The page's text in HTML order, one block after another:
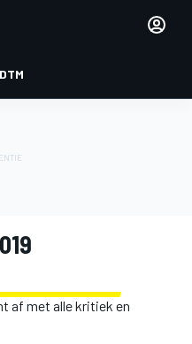
DTM
af met alle kritiek en